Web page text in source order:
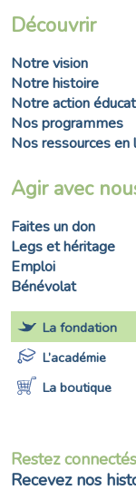
Découvrir
Notre vision
Notre histoire
Notre action
Nos programmes
Nos ressources en
Agir avec
Faites un don
Legs et héritage
Emploi
Bénévolat
La fondation
L’académie
La boutique
Restez connectés
Recevez nos